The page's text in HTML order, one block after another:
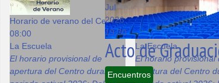
Horario de verano del Centro
08:00
La Escuela
El horario provisional de
apertura del Centro durante el
Horario de verano
08:00
La Escuela
El horario provisional
apertura del Centro
Jul
2026
19:30
Acto de
Encuentros